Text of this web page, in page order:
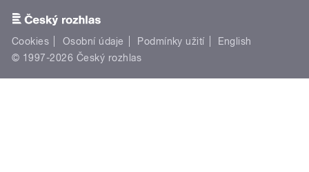
Cookies Osobní údaje Podmínky užití
English
© 1997-2026 Český rozhlas